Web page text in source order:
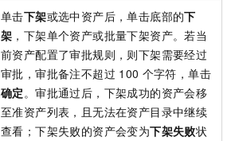
单击下架或选中资产后，单击底部的下
架 ，下架单个资产或批量下架资产。若当
前资产配置了审批规则，则下架需要经过
审批，审批备注不超过 100 个字符，单击
确定。审批通过后，下架成功的资产会移
至准资产列表，且无法在资产目录中继续
查看；下架失败的资产会变为下架失败状